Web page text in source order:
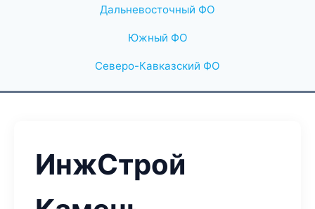
Дальневосточный ФО
Южный ФО
Северо-Кавказский ФО
ИнжСтрой